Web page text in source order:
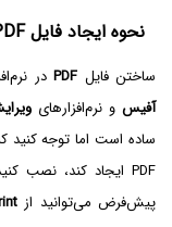
نحوه ایجاد فایل PDF در نرم‌افزارهای مختلف
ساختن فایل PDFدر
آفیس و نرم‌افزارهای
ساده است اما توجه کنید
PDF ایجاد کند، نصب کنید. به عنوان مثال در
پیش‌فرض می‌توانید از